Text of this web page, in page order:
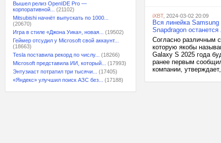
Вышел релиз OpenIDE Pro —
корпоративной...
(21102)
Mitsubishi начнёт выпускать по 1000...
(20670)
Игра в стиле «Джона Уика», новая...
(19502)
Геймер отсудил у Microsoft свой аккаунт...
(18663)
Tesla поставила рекорд по числу...
(18266)
Microsoft представила ИИ, который...
(17993)
Энтузиаст потратил три тысячи...
(17405)
«Яндекс» улучшил поиск АЗС без...
(17188)
iXBT, 2024-03-02 20:09
Вся линейка
Snapdragon
Согласно различным
которую якобы
Galaxy S 2025 года
ранее первым
компании,